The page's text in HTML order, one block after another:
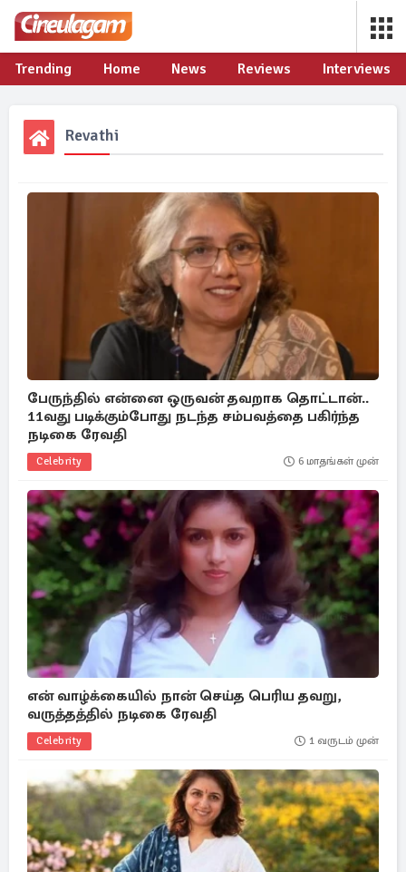
Trending Home News Reviews Interviews
Revathi
பேருந்தில் என்னை ஒருவன் தவறாக தொட்டான்..
11வது படிக்கும்போது நடந்த சம்பவத்தை பகிர்ந்த
நடிகை ரேவதி
Celebrity 6 மாதங்கள் முன்
என் வாழ்க்கையில் நான் செய்த பெரிய தவறு,
வருத்தத்தில் நடிகை ரேவதி
Celebrity 1 வருடம் முன்